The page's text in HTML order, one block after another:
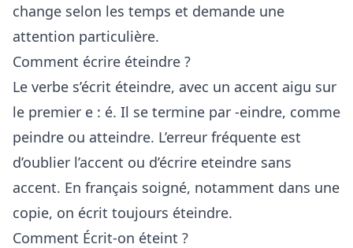
change selon les temps et demande une
attention particulière.
Comment écrire éteindre ?
Le verbe s’écrit éteindre, avec un accent aigu sur
le premier e : é. Il se termine par -eindre, comme
peindre ou atteindre. L’erreur fréquente est
d’oublier l’accent ou d’écrire eteindre sans
accent. En français soigné, notamment dans une
copie, on écrit toujours éteindre.
Comment Écrit-on éteint ?